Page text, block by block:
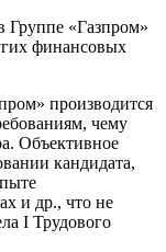
Группе «Газпром»
финансовых
производится
чему
Объективное
кандидата,
и др., что не
I Трудового